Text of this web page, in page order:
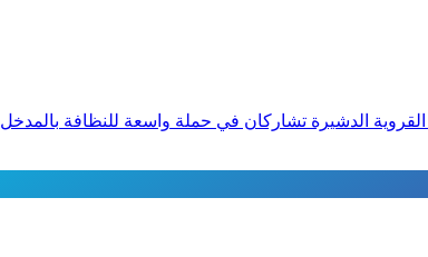
القروية الدشيرة تشاركان في حملة واسعة للنظافة بالمدخل